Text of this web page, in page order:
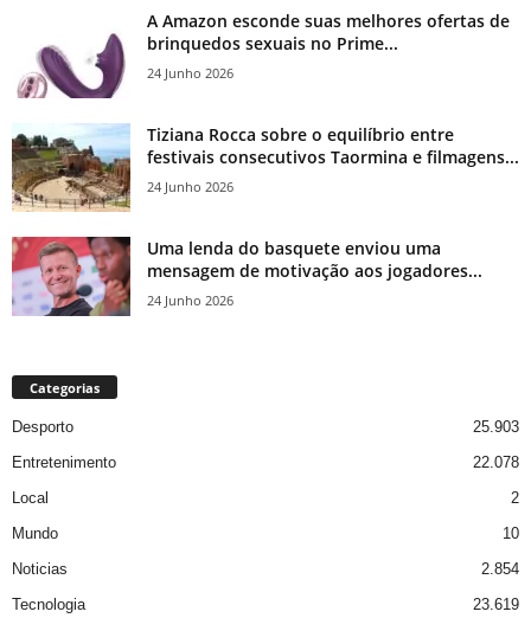
A Amazon esconde suas melhores ofertas de
brinquedos sexuais no Prime...
24 Junho 2026
Tiziana Rocca sobre o equilíbrio entre
festivais consecutivos Taormina e filmagens...
24 Junho 2026
Uma lenda do basquete enviou uma
mensagem de motivação aos jogadores...
24 Junho 2026
Categorias
Desporto
25.903
Entretenimento
22.078
Local
2
Mundo
10
Noticias
2.854
Tecnologia
23.619